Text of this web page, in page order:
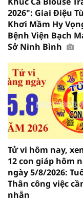
2026": Giai Điệu
Khơi Mầm Hy
Bệnh Viện Bạch
Sở Ninh Bình
Tử vi hôm nay,
12 con giáp hôm
ngày 5/8/2026:
Thân công việc
nhẫn